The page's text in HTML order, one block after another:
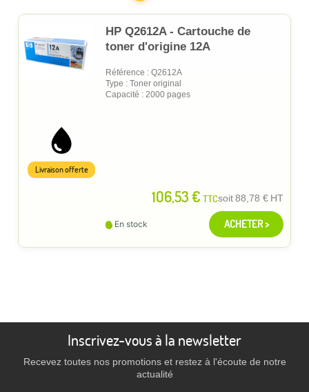
HP Q2612A - Cartouche de
toner d'origine 12A
Référence : Q2612A
Type : Toner original
Capacité : 2000 pages
106,53 € TTCsoit88,78 € HT
Livraison offerte
En stock ACHETER >
Inscrivez-vous à la newsletter
Recevez toutes nos promotions et restez à l'écoute de notre
actualité